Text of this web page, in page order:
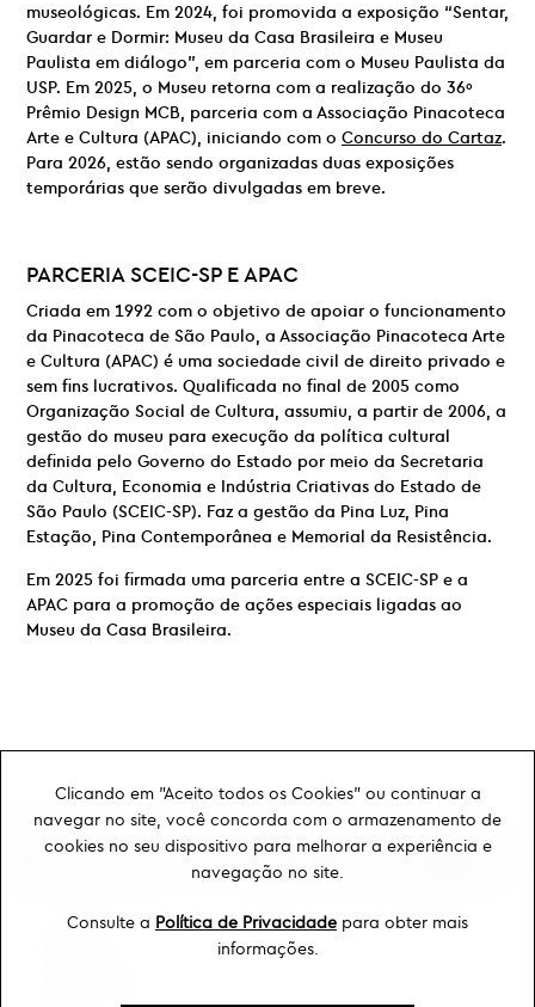
museológicas. Em 2024, foi promovida a exposição “Sentar,
Guardar e Dormir: Museu da Casa Brasileira e Museu
Paulista em diálogo”, em parceria com o Museu Paulista da
USP. Em 2025, o Museu retorna com a realização do 36º
Prêmio Design MCB, parceria com a Associação Pinacoteca
Arte e Cultura (APAC), iniciando com o Concurso do Cartaz.
Para 2026, estão sendo organizadas duas exposições
temporárias que serão divulgadas em breve.
PARCERIASCEIC-SP EAPAC
Criada em 1992 com o objetivo de apoiar o funcionamento
da Pinacoteca de São Paulo, a Associação Pinacoteca Arte
e Cultura (APAC) é uma sociedade civil de direito privado e
sem fins lucrativos. Qualificada no final de 2005 como
Organização Social de Cultura, assumiu, a partir de 2006, a
gestão do museu para execução da política cultural
definida pelo Governo do Estado por meio da Secretaria
da Cultura, Economia e Indústria Criativas do Estado de
São Paulo (SCEIC-SP). Faz a gestão da Pina Luz, Pina
Estação, Pina Contemporânea e Memorial da Resistência.
Em 2025 foi firmada uma parceria entre a SCEIC-SP e a
APAC para a promoção de ações especiais ligadas ao
Museu da Casa Brasileira.
Clicando em "Aceito todos os Cookies" ou continuar a
navegar no site, você concorda com o armazenamento de
cookies no seu dispositivo para melhorar a experiência e
navegação no site.
Consulte a Política de Privacidade para obter mais
informações.